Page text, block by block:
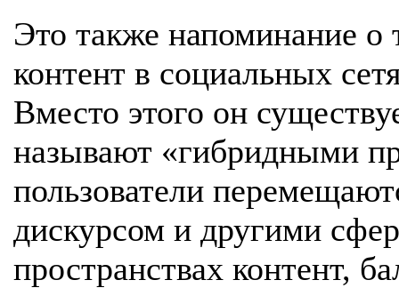
Это также напоминание о
контент в социальных
Вместо этого он
называют «гибридными
пользователи
дискурсом и другими
пространствах контент,